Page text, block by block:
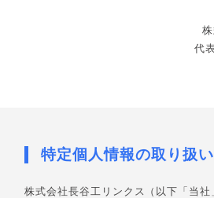
代
特定個人情報の取り扱
株式会社長谷工リンクス（以下「当